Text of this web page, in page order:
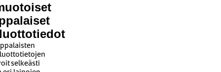
selkeästi